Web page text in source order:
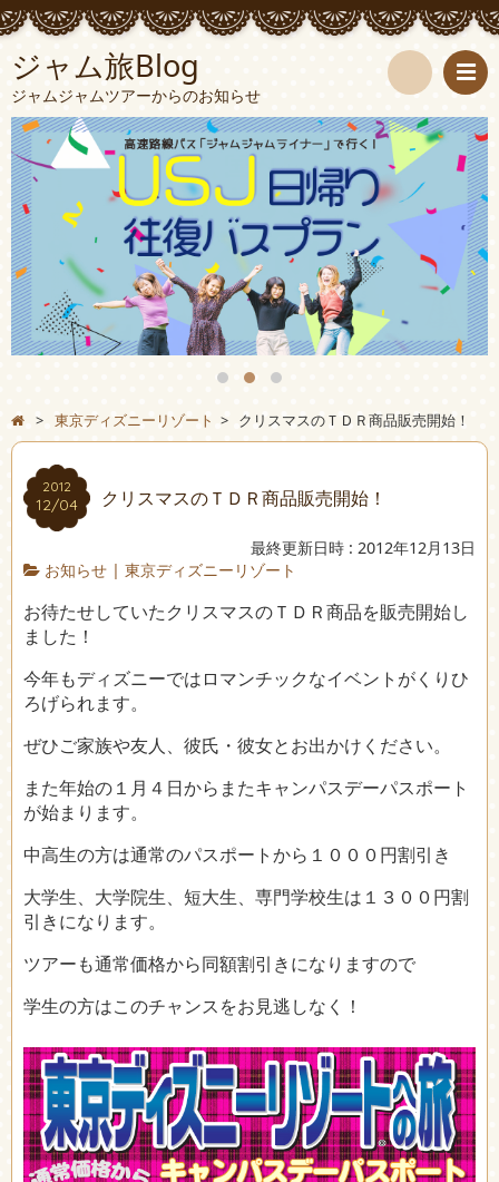
ジャム旅Blog
ジャムジャムツアーからのお知らせ
検
索
> 東京ディズニーリゾート > クリスマスのＴＤＲ商品販売開始！
2012
12/04 クリスマスのＴＤＲ商品販売開始！
最終更新日時 : 2012年12月13日
お知らせ |東京ディズニーリゾート
お待たせしていたクリスマスのＴＤＲ商品を販売開始し
ました！
今年もディズニーではロマンチックなイベントがくりひ
ろげられます。
ぜひご家族や友人、彼氏・彼女とお出かけください。
また年始の１月４日からまたキャンパスデーパスポート
が始まります。
中高生の方は通常のパスポートから１０００円割引き
大学生、大学院生、短大生、専門学校生は１３００円割
引きになります。
ツアーも通常価格から同額割引きになりますので
学生の方はこのチャンスをお見逃しなく！